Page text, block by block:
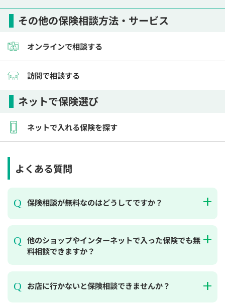
その他の保険相談方法・サービス
オンラインで相談する
訪問で相談する
ネットで保険選び
ネットで入れる保険を探す
よくある質問
保険相談が無料なのはどうしてですか？
他のショップやインターネットで入った保険でも無
料相談できますか？
お店に行かないと保険相談できませんか？